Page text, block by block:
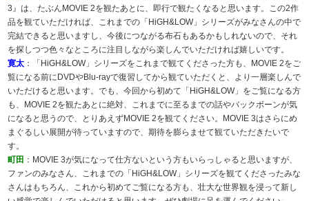
3』は、たぶんMOVIE 2を観たあとに、即行で観たくなると思います。この2作
品を観ていただければ、これまでの「HiGH&LOW」シリーズがみなさんの中で
完結できると思いますし、今後につながる布石もあるかもしれないので、それ
を探しつつ色々なところに注目しながら楽しんでいただければ嬉しいです。
寛太 ：「HiGH&LOW」シリーズをこれまで観てくださった方も、MOVIE 2をご
覧になる前にDVDやBlu-rayで復習してから観ていただくと、より一層楽しんで
いただけると思います。でも、今回から初めて「HiGH&LOW」をご覧になる方
も、MOVIE 2を観たあとに絶対、これまでに至るまでの話やバックボーンが気
になると思うので、とりあえずMOVIE 2を観てください。MOVIE 3はさらにめ
まぐるしい展開が待っていますので、期待を膨らませて観ていただきたいで
す。
町田 ：MOVIE 3が気になって仕方ないという方もいらっしゃると思いますが、
ファンのみなさん、これまでの「HiGH&LOW」シリーズを観てくださったみな
さんはもちろん、これから初めてご覧になる方も、壮大な世界観を浸って新し